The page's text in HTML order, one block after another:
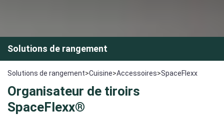
Solutions de rangement
Solutions de rangement>Cuisine>Accessoires>SpaceFlexx
Organisateur de tiroirs
SpaceFlexx®